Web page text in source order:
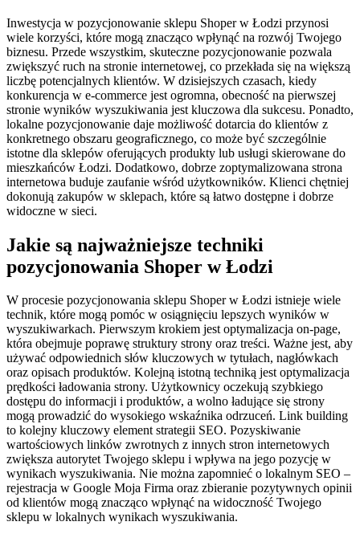
Inwestycja w pozycjonowanie sklepu Shoper w Łodzi przynosi
wiele korzyści, które mogą znacząco wpłynąć na rozwój Twojego
biznesu. Przede wszystkim, skuteczne pozycjonowanie pozwala
zwiększyć ruch na stronie internetowej, co przekłada się na większą
liczbę potencjalnych klientów. W dzisiejszych czasach, kiedy
konkurencja w e-commerce jest ogromna, obecność na pierwszej
stronie wyników wyszukiwania jest kluczowa dla sukcesu. Ponadto,
lokalne pozycjonowanie daje możliwość dotarcia do klientów z
konkretnego obszaru geograficznego, co może być szczególnie
istotne dla sklepów oferujących produkty lub usługi skierowane do
mieszkańców Łodzi. Dodatkowo, dobrze zoptymalizowana strona
internetowa buduje zaufanie wśród użytkowników. Klienci chętniej
dokonują zakupów w sklepach, które są łatwo dostępne i dobrze
widoczne w sieci.
Jakie są najważniejsze techniki
pozycjonowania Shoper w Łodzi
W procesie pozycjonowania sklepu Shoper w Łodzi istnieje wiele
technik, które mogą pomóc w osiągnięciu lepszych wyników w
wyszukiwarkach. Pierwszym krokiem jest optymalizacja on-page,
która obejmuje poprawę struktury strony oraz treści. Ważne jest, aby
używać odpowiednich słów kluczowych w tytułach, nagłówkach
oraz opisach produktów. Kolejną istotną techniką jest optymalizacja
prędkości ładowania strony. Użytkownicy oczekują szybkiego
dostępu do informacji i produktów, a wolno ładujące się strony
mogą prowadzić do wysokiego wskaźnika odrzuceń. Link building
to kolejny kluczowy element strategii SEO. Pozyskiwanie
wartościowych linków zwrotnych z innych stron internetowych
zwiększa autorytet Twojego sklepu i wpływa na jego pozycję w
wynikach wyszukiwania. Nie można zapomnieć o lokalnym SEO –
rejestracja w Google Moja Firma oraz zbieranie pozytywnych opinii
od klientów mogą znacząco wpłynąć na widoczność Twojego
sklepu w lokalnych wynikach wyszukiwania.